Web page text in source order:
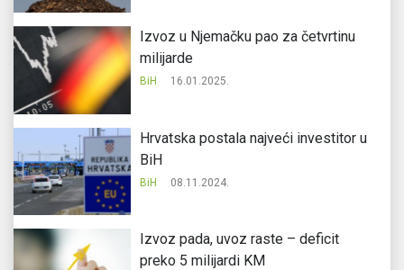
Izvoz u Njemačku pao za četvrtinu
milijarde
BiH 16.01.2025.
Hrvatska postala najveći investitor u
BiH
BiH 08.11.2024.
Izvoz pada, uvoz raste – deficit
preko 5 milijardi KM